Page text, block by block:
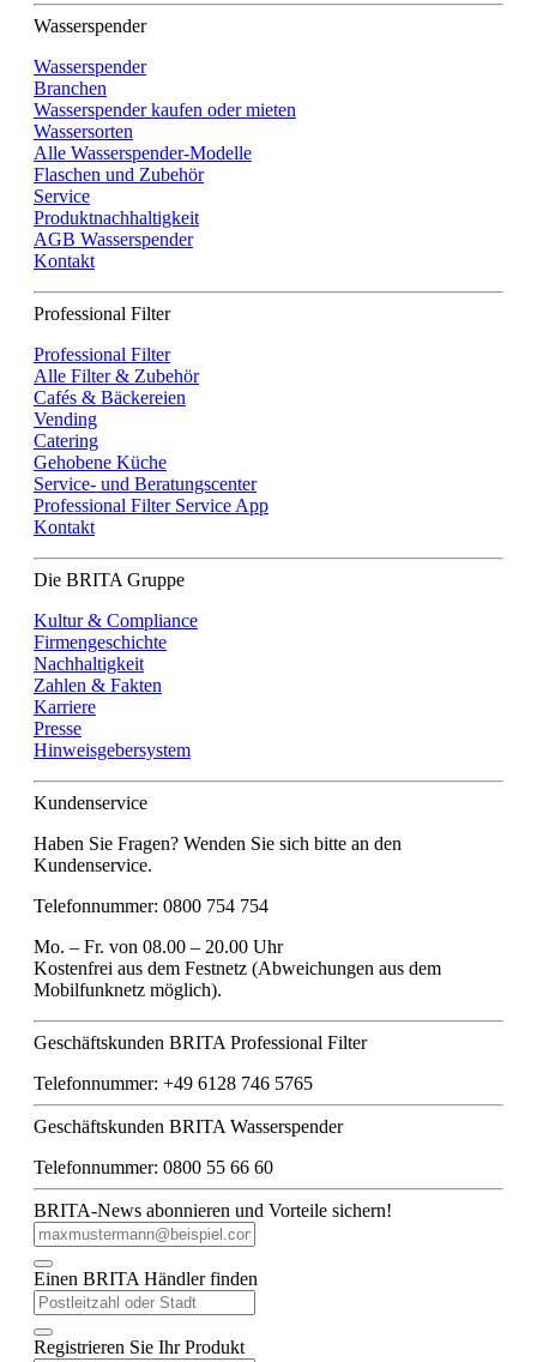
Wasserspender
Wasserspender
Branchen
Wasserspender kaufen oder mieten
Wassersorten
Alle Wasserspender-Modelle
Flaschen und Zubehör
Service
Produktnachhaltigkeit
AGB Wasserspender
Kontakt
Professional Filter
Professional Filter
Alle Filter & Zubehör
Cafés & Bäckereien
Vending
Catering
Gehobene Küche
Service- und Beratungscenter
Professional Filter Service App
Kontakt
Die BRITA Gruppe
Kultur & Compliance
Firmengeschichte
Nachhaltigkeit
Zahlen & Fakten
Karriere
Presse
Hinweisgebersystem
Kundenservice
Haben Sie Fragen? Wenden Sie sich bitte an den
Kundenservice.
Telefonnummer: 0800 754 754
Mo. – Fr. von 08.00 – 20.00 Uhr
Kostenfrei aus dem Festnetz (Abweichungen aus dem
Mobilfunknetz möglich).
Geschäftskunden BRITA Professional Filter
Telefonnummer: +49 6128 746 5765
Geschäftskunden BRITA Wasserspender
Telefonnummer: 0800 55 66 60
BRITA-News abonnieren und Vorteile sichern!
Einen BRITA Händler finden
Registrieren Sie Ihr Produkt